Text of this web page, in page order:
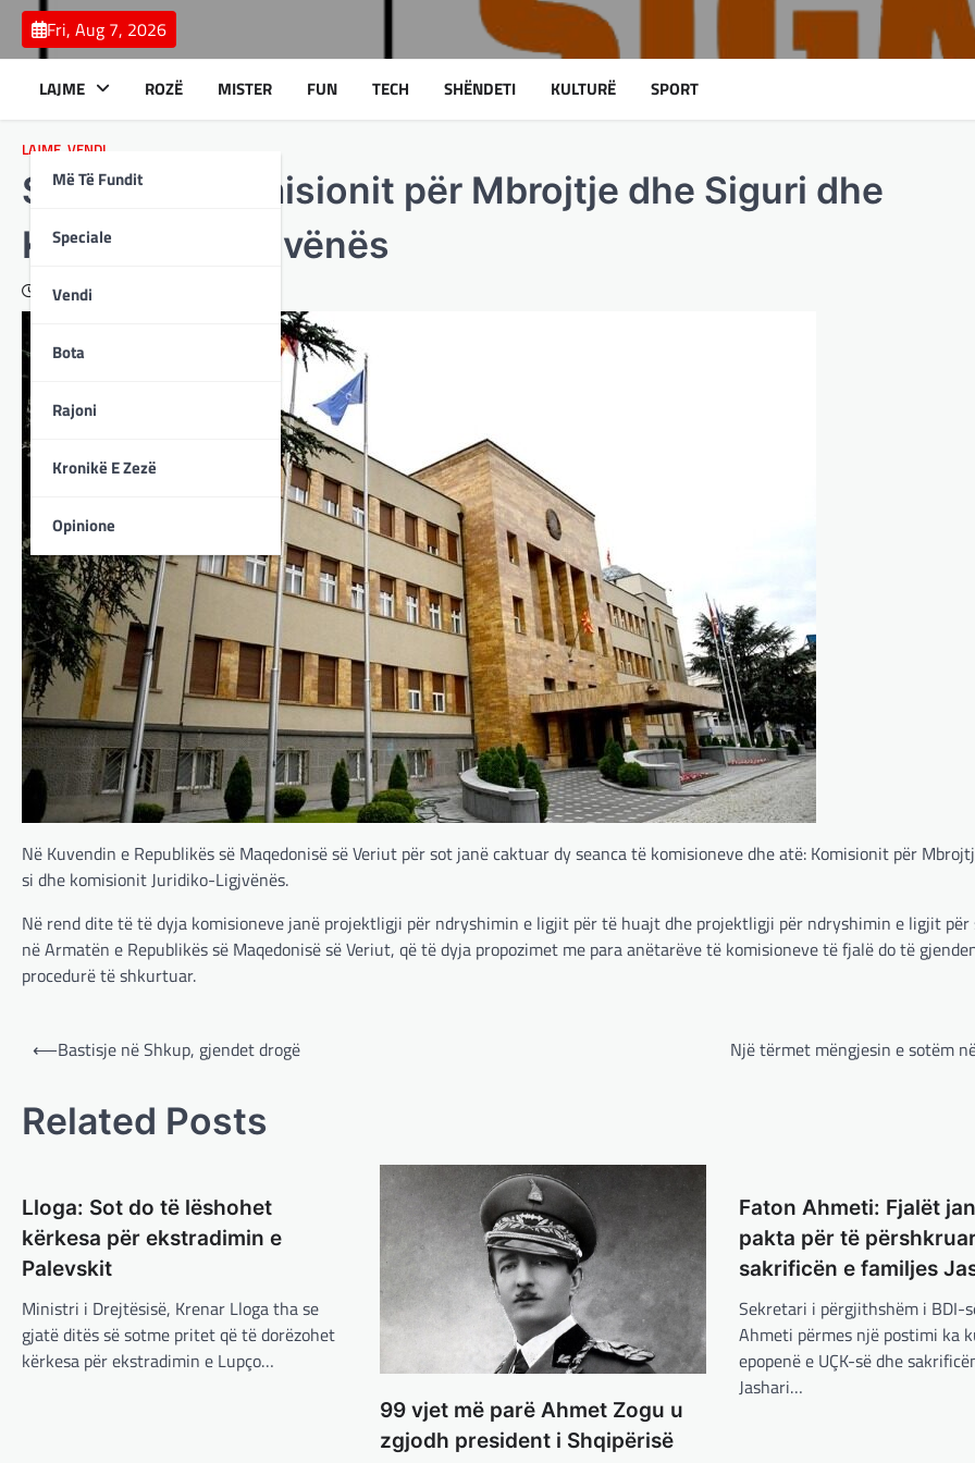
Skip
content
Fri, Aug 7, 2026
LAJME
Më Të Fundit
Speciale
Vendi
Bota
Rajoni
Kronikë E Zezë
Opinione
ROZË MISTER FUN TECH SHËNDETI KULTURË SPORT
LAJME VENDI
Seanca të Komisionit për Mbrojtje dhe Siguri dhe
Komisionit Ligjvënës
December 25, 2023
Në Kuvendin e Republikës së Maqedonisë së Veriut për sot janë caktuar dy seanca të komisioneve dhe atë: Komisionit për
si dhe komisionit Juridiko-Ligjvënës.
Në rend dite të të dyja komisioneve janë projektligji për ndryshimin e ligjit për të huajt dhe projektligji për ndryshimin e ligjit
në Armatën e Republikës së Maqedonisë së Veriut, që të dyja propozimet me para anëtarëve të komisioneve të fjalë do të
procedurë të shkurtuar.
Post
⟵Bastisje në Shkup, gjendet drogë Një tërmet mëngjesin e sotëm
Related Posts
Lloga: Sot do të lëshohet
kërkesa për ekstradimin e
Palevskit
Ministri i Drejtësisë, Krenar Lloga tha se
gjatë ditës së sotme pritet që të dorëzohet
kërkesa për ekstradimin e Lupço…
99 vjet më parë Ahmet Zogu u
zgjodh president i Shqipërisë
Faton Ahmeti: Fjalët
pakta për të
sakrificën e familjes
Sekretari i përgjithshëm i BDI-
Ahmeti përmes një postimi ka
epopenë e UÇK-së dhe
Jashari…